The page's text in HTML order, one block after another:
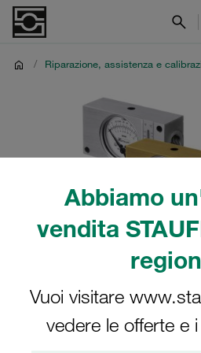
Abbiamo
vendita
Vuoi visitare
vedere le offerte e
/ Riparazione, assistenza e